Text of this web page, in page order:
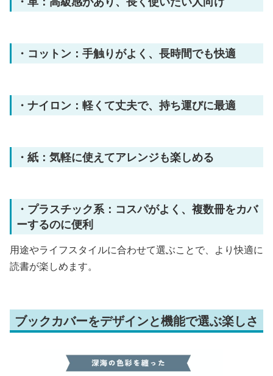
・コットン：手触りがよく、長時間でも快適
・ナイロン：軽くて丈夫で、持ち運びに最適
・紙：気軽に使えてアレンジも楽しめる
・プラスチック系：コスパがよく、複数冊をカバ
ーするのに便利
用途やライフスタイルに合わせて選ぶことで、より快適に
読書が楽しめます。
ブックカバーをデザインと機能で選ぶ楽しさ